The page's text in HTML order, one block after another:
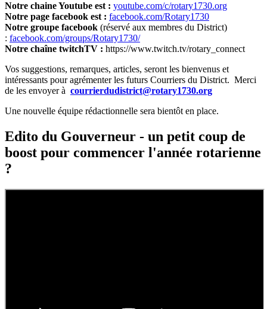
Notre chaine Youtube est : youtube.com/c/rotary1730.org
Notre page facebook est : facebook.com/Rotary1730
Notre groupe facebook (réservé aux membres du District)
: facebook.com/groups/Rotary1730/
Notre chaîne twitchTV : https://www.twitch.tv/rotary_connect
Vos suggestions, remarques, articles, seront les bienvenus et
intéressants pour agrémenter les futurs Courriers du District. Merci
de les envoyer à courrierdudistrict@rotary1730.org
Une nouvelle équipe rédactionnelle sera bientôt en place.
Edito du Gouverneur - un petit coup de
boost pour commencer l'année rotarienne
?